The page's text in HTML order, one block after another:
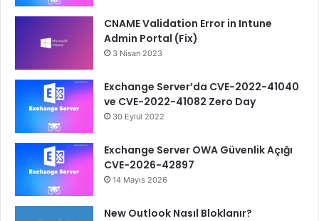
CNAME Validation Error in Intune
Admin Portal (Fix)
3 Nisan 2023
Exchange Server’da CVE-2022-41040
ve CVE-2022-41082 Zero Day
30 Eylül 2022
Exchange Server OWA Güvenlik Açığı
CVE-2026-42897
14 Mayıs 2026
New Outlook Nasıl Bloklanır?